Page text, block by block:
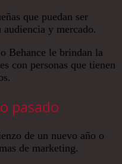
que puedan ser
audiencia y mercado.
Behance le brindan la
con personas que tienen
pasado
de un nuevo año o
de marketing.